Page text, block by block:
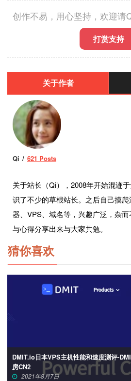
创作不易，用心坚持，欢迎请
打赏支持
关于作者
Qi 621 Posts
关于站长（Qi），2008年开始混迹
识了不少的草根站长。之后自己摸
器、VPS、域名等，兴趣广泛，杂
与心得分享出来与大家共勉。
猜你喜欢
DMIT.io日本VPS主机性能和速度测评-
房CN2
2021年8月7日